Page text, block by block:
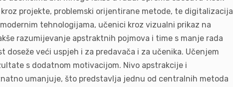
projekte, problemski orijentirane metode, te digitalizacija
tehnologijama, učenici kroz vizualni prikaz na
razumijevanje apstraktnih pojmova i time s manje rada
doseže veći uspjeh i za predavača i za učenika. Učenjem
s dodatnom motivacijom. Nivo apstrakcije i
umanjuje, što predstavlja jednu od centralnih metoda